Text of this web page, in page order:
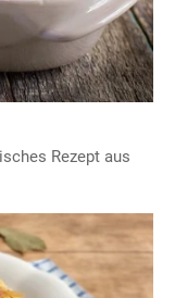
Rezept aus